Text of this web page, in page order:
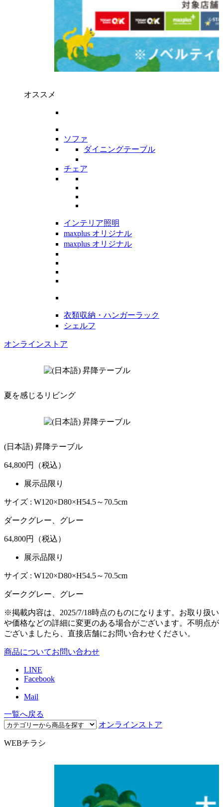
オススメ
ソファ
ダイニングテーブル
チェア
インテリア照明
maxplus オリジナル
maxplus オリジナル
衣類収納・ハンガーラック
シェルフ
オンラインストア
夏を感じるリビング
(日本語) 昇降テーブル
64,800円（税込）
展示品限り
サイズ : W120×D80×H54.5～70.5cm
ダークグレー、グレー
64,800円（税込）
展示品限り
サイズ : W120×D80×H54.5～70.5cm
ダークグレー、グレー
※掲載内容は、2025/7/18時点のものになります。お取り扱い
や価格などの詳細に変更のある場合がございます。不明点が
ございましたら、直接店舗にお問い合わせください。
商品についてお問い合わせ
LINE
Facebook
Mail
一覧へ戻る
オンラインストア
WEBチラシ